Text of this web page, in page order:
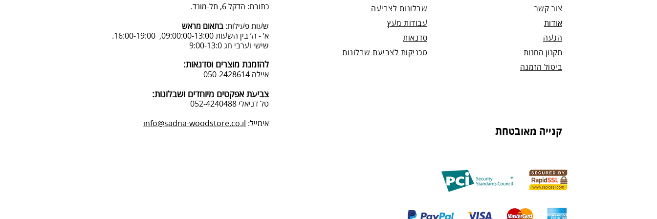
כתובת: הדקל 6, תל-מונד.
שעות פעילות: בתאום מראש
א’ - ה’ בין השעות 09:00:00-13:00, 16:00-19:00.
שישי וערבי חג 9:00-13:0
להזמנת מוצרים וסדנאות:
איילה 050-2428614
צביעת אפקטים מיוחדים ושבלונות:
טל דניאלי 052-4240488
אימייל: info@sadna-woodstore.co.il
שבלונות לצביעה
עבודות מעץ
סדנאות
טכניקות לצביעת שבלונות
צור קשר
אודות
הגעה
תקנון החנות
ביטול הזמנה
קנייה מאובטחת